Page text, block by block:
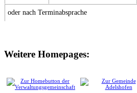
oder nach Terminabsprache
Weitere Homepages: